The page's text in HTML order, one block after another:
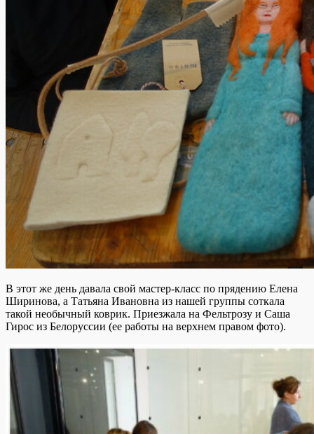
В этот же день давала свой мастер-класс по прядению Елена
Ширинова, а Татьяна Ивановна из нашей группы соткала
такой необычный коврик. Приезжала на Фельтрозу и Саша
Гирос из Белоруссии (ее работы на верхнем правом фото).